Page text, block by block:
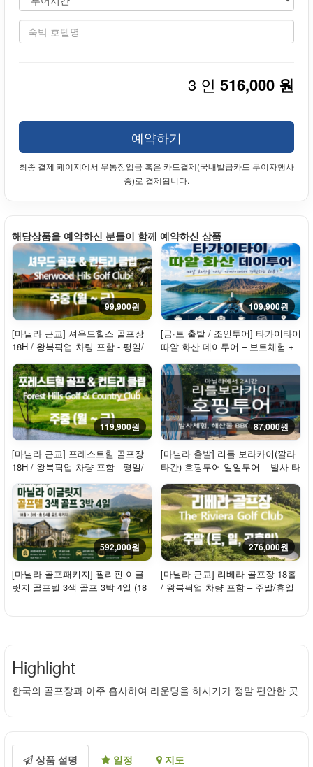
3 인 516,000 원
예약하기
최종 결제 페이지에서 무통장입금 혹은 카드결제(국내발급카드 무이자행사
중)로 결제됩니다.
해당상품을 예약하신 분들이 함께 예약하신 상품
99,900원
[마닐라 근교] 셔우드힐스 골프장
18H / 왕복픽업 차량 포함 - 평일/
주중 / 2...
109,900원
[금·토 출발 / 조인투어] 타가이타이
따알 화산 데이투어 – 보트체험 +
점심 +...
119,900원
[마닐라 근교] 포레스트힐 골프장
18H / 왕복픽업 차량 포함 - 평일/
주중
87,000원
[마닐라 출발] 리틀 보라카이(깔라
타간) 호핑투어 일일투어 – 발사 타
고 즐기...
592,000원
[마닐라 골프패키지] 필리핀 이글
릿지 골프텔 3색 골프 3박 4일 (18
276,000원
[마닐라 근교] 리베라 골프장 18홀
/ 왕복픽업 차량 포함 – 주말/휴일
Highlight
한국의 골프장과 아주 흡사하여 라운딩을 하시기가 정말 편안한 곳
상품 설명 일정 지도